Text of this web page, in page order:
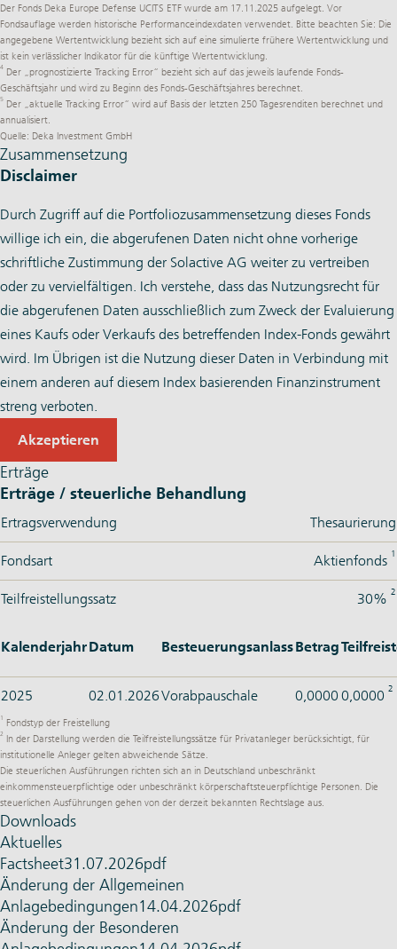
Der Fonds Deka Europe Defense UCITS ETF wurde am 17.11.2025 aufgelegt. Vor
Fondsauflage werden historische Performanceindexdaten verwendet. Bitte beachten Sie: Die
angegebene Wertentwicklung bezieht sich auf eine simulierte frühere Wertentwicklung und
ist kein verlässlicher Indikator für die künftige Wertentwicklung.
4 Der „prognostizierte Tracking Error“ bezieht sich auf das jeweils laufende Fonds-
Geschäftsjahr und wird zu Beginn des Fonds-Geschäftsjahres berechnet.
5 Der „aktuelle Tracking Error“ wird auf Basis der letzten 250 Tagesrenditen berechnet und
annualisiert.
Quelle: Deka Investment GmbH
Zusammensetzung
Disclaimer
Durch Zugriff auf die Portfoliozusammensetzung dieses Fonds
willige ich ein, die abgerufenen Daten nicht ohne vorherige
schriftliche Zustimmung der Solactive AG weiter zu vertreiben
oder zu vervielfältigen. Ich verstehe, dass das Nutzungsrecht für
die abgerufenen Daten ausschließlich zum Zweck der Evaluierung
eines Kaufs oder Verkaufs des betreffenden Index-Fonds gewährt
wird. Im Übrigen ist die Nutzung dieser Daten in Verbindung mit
einem anderen auf diesem Index basierenden Finanzinstrument
streng verboten.
Akzeptieren
Erträge
Erträge / steuerliche Behandlung
Ertragsverwendung Thesaurierung
Fondsart Aktienfonds 1
Teilfreistellungssatz 30% 2
KalenderjahrDatum BesteuerungsanlassBetrag
2025 02.01.2026Vorabpauschale 0,0000 0,0000 2
1 Fondstyp der Freistellung
2
In der Darstellung werden die Teilfreistellungssätze für Privatanleger berücksichtigt, für
institutionelle Anleger gelten abweichende Sätze.
Die steuerlichen Ausführungen richten sich an in Deutschland unbeschränkt
einkommensteuerpflichtige oder unbeschränkt körperschaftsteuerpflichtige Personen. Die
steuerlichen Ausführungen gehen von der derzeit bekannten Rechtslage aus.
Downloads
Aktuelles
Factsheet31.07.2026pdf
Änderung der Allgemeinen
Anlagebedingungen14.04.2026pdf
Änderung der Besonderen